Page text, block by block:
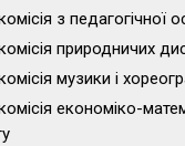
з педагогічної
природничих
музики і
економіко-